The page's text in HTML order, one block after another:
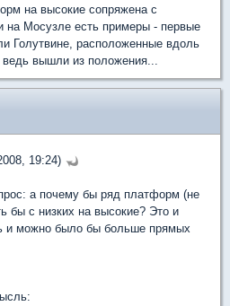
на высокие сопряжена с
на Мосузле есть примеры - первые
Голутвине, расположенные вдоль
ведь вышли из положения...
19:24)
а почему бы ряд платформ (не
бы с низких на высокие? Это и
и можно было бы больше прямых